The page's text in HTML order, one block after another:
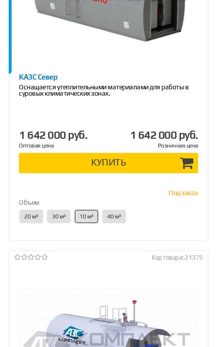
КАЗС Север
Оснащается утеплительными материалами для работы в
суровых климатических зонах.
1 642 000 руб.
Оптовая цена
1 642 000 руб.
Розничная цена
КУПИТЬ
Под заказ
Объем
20 м³ 30 м³ 10 м³ 40 м³
Код товара: 21375